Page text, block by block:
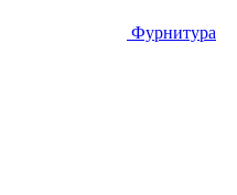
Фурнитура